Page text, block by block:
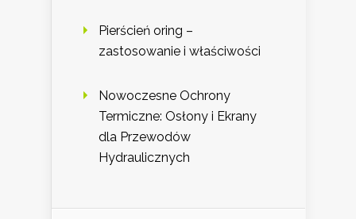
Pierścień oring –
zastosowanie i właściwości
Nowoczesne Ochrony
Termiczne: Osłony i Ekrany
dla Przewodów
Hydraulicznych